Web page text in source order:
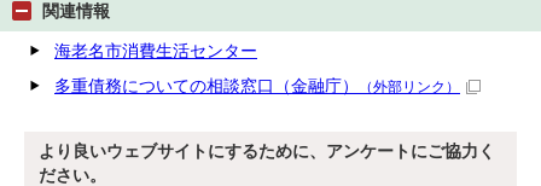
関連情報
海老名市消費生活センター
多重債務についての相談窓口（金融庁）
（外部リンク）
より良いウェブサイトにするために、アンケートにご協力く
ださい。